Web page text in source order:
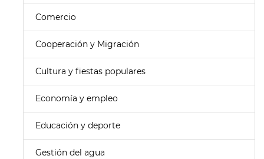
Comercio
Cooperación y Migración
Cultura y fiestas populares
Economía y empleo
Educación y deporte
Gestión del agua